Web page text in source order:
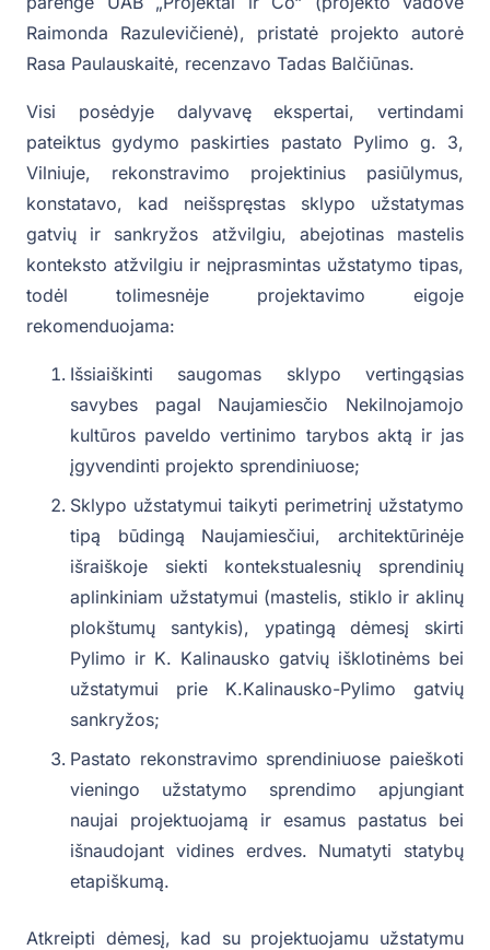
Raimonda Razulevičienė), pristatė projekto autorė
Rasa Paulauskaitė, recenzavo Tadas Balčiūnas.
Visi posėdyje dalyvavę ekspertai, vertindami
pateiktus gydymo paskirties pastato Pylimo g. 3,
Vilniuje, rekonstravimo projektinius pasiūlymus,
konstatavo, kad neišspręstas sklypo užstatymas
gatvių ir sankryžos atžvilgiu, abejotinas mastelis
konteksto atžvilgiu ir neįprasmintas užstatymo tipas,
todėl tolimesnėje projektavimo eigoje
rekomenduojama:
Išsiaiškinti saugomas sklypo vertingąsias
savybes pagal Naujamiesčio Nekilnojamojo
kultūros paveldo vertinimo tarybos aktą ir jas
įgyvendinti projekto sprendiniuose;
Sklypo užstatymui taikyti perimetrinį užstatymo
tipą būdingą Naujamiesčiui, architektūrinėje
išraiškoje siekti kontekstualesnių sprendinių
aplinkiniam užstatymui (mastelis, stiklo ir aklinų
plokštumų santykis), ypatingą dėmesį skirti
Pylimo ir K. Kalinausko gatvių išklotinėms bei
užstatymui prie K.Kalinausko-Pylimo gatvių
sankryžos;
Pastato rekonstravimo sprendiniuose paieškoti
vieningo užstatymo sprendimo apjungiant
naujai projektuojamą ir esamus pastatus bei
išnaudojant vidines erdves. Numatyti statybų
etapiškumą.
Atkreipti dėmesį, kad su projektuojamu užstatymu